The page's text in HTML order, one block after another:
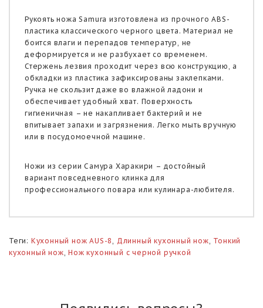
Рукоять ножа Samura изготовлена из прочного ABS-
пластика классического черного цвета. Материал не
боится влаги и перепадов температур, не
деформируется и не разбухает со временем.
Стержень лезвия проходит через всю конструкцию, а
обкладки из пластика зафиксированы заклепками.
Ручка не скользит даже во влажной ладони и
обеспечивает удобный хват. Поверхность
гигиеничная – не накапливает бактерий и не
впитывает запахи и загрязнения. Легко мыть вручную
или в посудомоечной машине.
Ножи из серии Самура Харакири – достойный
вариант повседневного клинка для
профессионального повара или кулинара-любителя.
Теги: Кухонный нож AUS-8 Длинный кухонный нож Тонкий
кухонный нож ,Нож кухонный с черной ручкой